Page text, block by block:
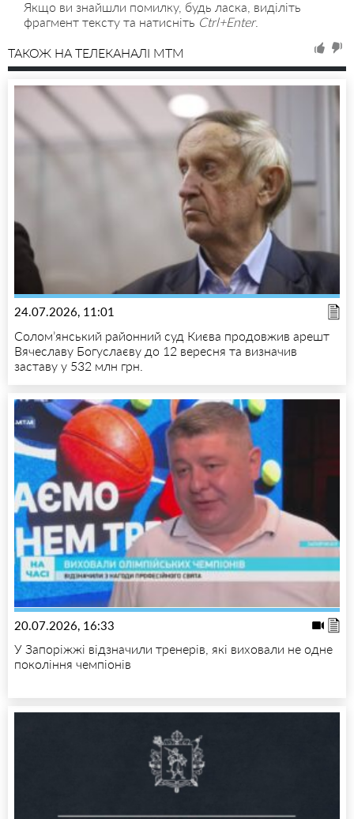
Якщо ви знайшли помилку, будь ласка, виділіть
фрагмент тексту та натисніть Ctrl+Enter.
ТАКОЖ НА ТЕЛЕКАНАЛІ MTM
24.07.2026, 11:01
Солом’янський районний суд Києва продовжив арешт
Вячеславу Богуслаєву до 12 вересня та визначив
заставу у 532 млн грн.
20.07.2026, 16:33
У Запоріжжі відзначили тренерів, які виховали не одне
покоління чемпіонів